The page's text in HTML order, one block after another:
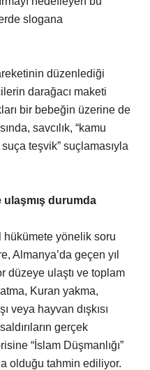
slogana
düzenlediği
darağacı maketi
bir bebeğin üzerine de
savcılık, “kamu
teşvik” suçlamasıyla
ulaşmış durumda
hükümete yönelik soru
Almanya’da geçen yıl
düzeye ulaştı ve toplam
atma, Kuran yakma,
veya hayvan dışkısı
gerçek
“İslam Düşmanlığı”
olduğu tahmin ediliyor.